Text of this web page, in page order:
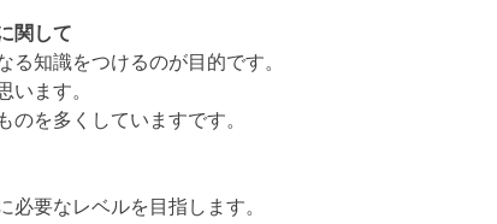
関して
る知識をつけるのが目的です。
います。
のを多くしていますです。
必要なレベルを目指します。